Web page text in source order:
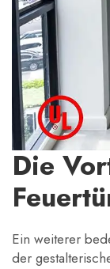
Die
Ein weiterer
der